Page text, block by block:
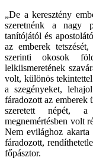
„De a keresztény
szeretnénk a nagy
tanítójától és
az emberek
szerinti okosok
lelkiismeretének
volt, különös
a szegényeket,
fáradozott az emberek
szeretett népét, a
megnemértésben volt
Nem evilághoz akarta
fáradozott,
főpásztor.